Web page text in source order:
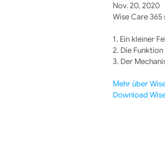
Nov. 20, 2020
Wise Care
1. Ein kleiner
2. Die
3. Der
Mehr über
Download